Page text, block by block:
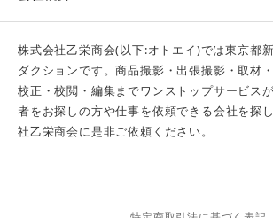
株式会社乙栄商会(以下:オトエイ)では東京都
ダクションです。商品撮影・出張撮影・取材
校正・校閲・編集までワンストップサービス
者をお探しの方や仕事を依頼できる会社を探
社乙栄商会に是非ご依頼ください。